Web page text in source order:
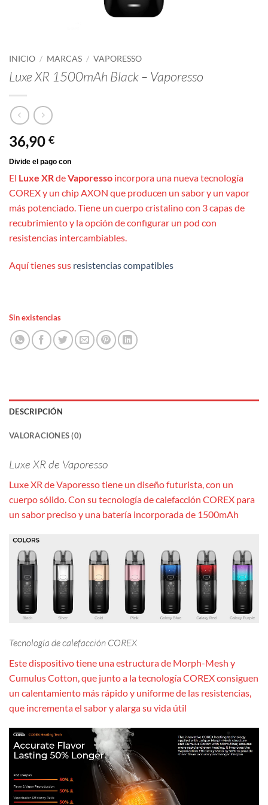
INICIO / MARCAS / VAPORESSO
Luxe XR 1500mAh Black – Vaporesso
36,90 €
El Luxe XRdeVaporesso incorpora una nueva tecnología
COREX y un chip AXON que producen un sabor y un vapor
más potenciado. Tiene un cuerpo cristalino con 3 capas de
recubrimiento y la opción de configurar un pod con
resistencias intercambiables.
Aquí tienes sus resistencias compatibles
Sin existencias
DESCRIPCIÓN
VALORACIONES (0)
Luxe XR de Vaporesso
Luxe XR de Vaporesso tiene un diseño futurista, con un
cuerpo sólido. Con su tecnología de calefacción COREX para
un sabor preciso y una batería incorporada de 1500mAh
Tecnología de calefacción COREX
Este dispositivo tiene una estructura de Morph-Mesh y
Cumulus Cotton, que junto a la tecnología COREX consiguen
un calentamiento más rápido y uniforme de las resistencias,
que incrementa el sabor y alarga su vida útil